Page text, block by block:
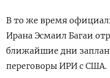
В то же время
Ирана Эсмаил Багаи
ближайшие дни
переговоры ИРИ с США.